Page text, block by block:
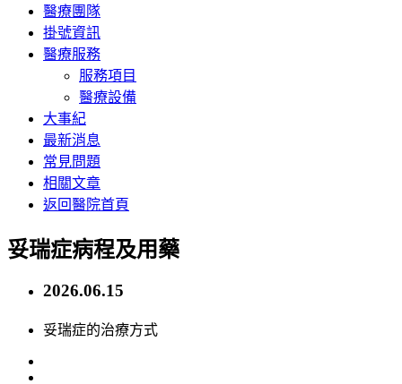
醫療團隊
掛號資訊
醫療服務
服務項目
醫療設備
大事紀
最新消息
常見問題
相關文章
返回醫院首頁
妥瑞症病程及用藥
2026.06.15
妥瑞症的治療方式